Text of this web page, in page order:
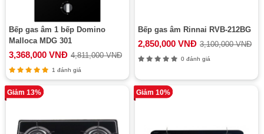
Bếp gas âm 1 bếp Domino
Malloca MDG 301
3,368,000 VNĐ 4,811,000 VNĐ
1 đánh giá
Bếp gas âm Rinnai RVB-212BG
2,850,000 VNĐ 3,100,000 VNĐ
0 đánh giá
Giảm 13% Giảm 10%